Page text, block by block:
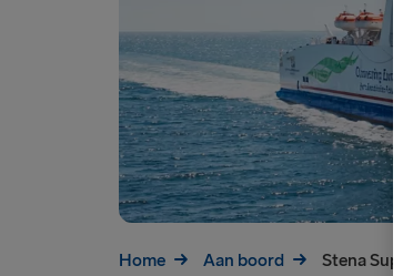
Home Aan boord Stena